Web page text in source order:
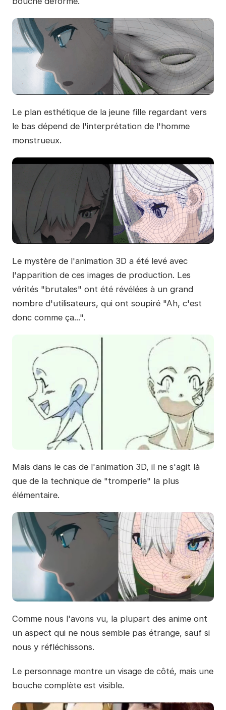
Le plan esthétique de la jeune fille regardant vers
le bas dépend de l'interprétation de l'homme
monstrueux.
Le mystère de l'animation 3D a été levé avec
l'apparition de ces images de production. Les
vérités "brutales" ont été révélées à un grand
nombre d'utilisateurs, qui ont soupiré "Ah, c'est
donc comme ça...".
Mais dans le cas de l'animation 3D, il ne s'agit là
que de la technique de "tromperie" la plus
élémentaire.
Comme nous l'avons vu, la plupart des anime ont
un aspect qui ne nous semble pas étrange, sauf si
nous y réfléchissons.
Le personnage montre un visage de côté, mais une
bouche complète est visible.